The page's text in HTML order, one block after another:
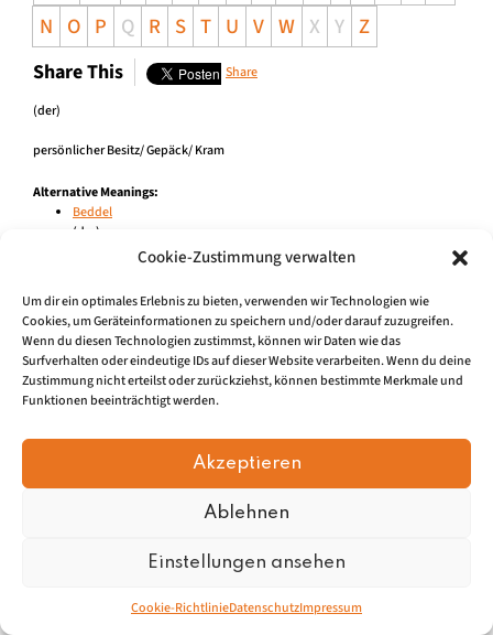
Cookie-Zustimmung verwalten
Um dir ein optimales Erlebnis zu bieten, verwenden wir Technologien wie
Cookies, um Geräteinformationen zu speichern und/oder darauf zuzugreifen.
Wenn du diesen Technologien zustimmst, können wir Daten wie das
Surfverhalten oder eindeutige IDs auf dieser Website verarbeiten. Wenn du deine
Zustimmung nicht erteilst oder zurückziehst, können bestimmte Merkmale und
Funktionen beeinträchtigt werden.
Akzeptieren
Ablehnen
Einstellungen ansehen
Cookie-RichtlinieDatenschutzImpressum
N O P Q R S T U V W X Y Z
Share This Share
(der)
persönlicher Besitz/ Gepäck/ Kram
Alternative Meanings:
Beddel
(der)
Impressum|Datenschutz